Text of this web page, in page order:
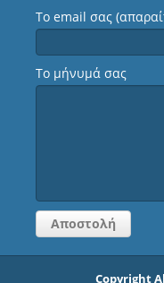
Το email σας
Το μήνυμά σας
Copyright